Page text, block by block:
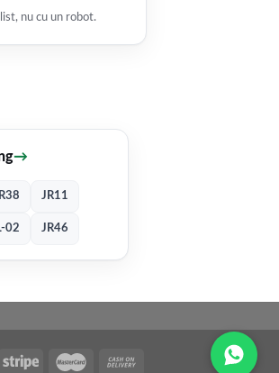
nu cu un robot.
→
JR11
02 JR46